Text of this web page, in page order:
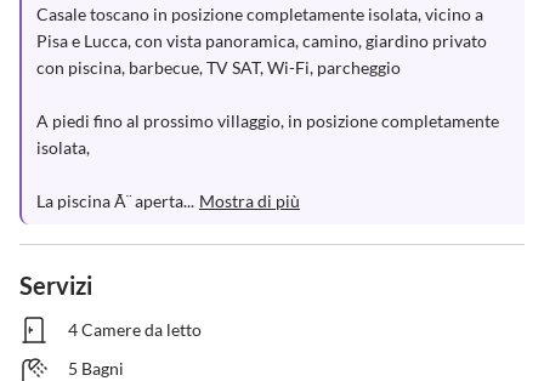
Casale toscano in posizione completamente isolata, vicino a
Pisa e Lucca, con vista panoramica, camino, giardino privato
con piscina, barbecue, TV SAT, Wi-Fi, parcheggio
A piedi fino al prossimo villaggio, in posizione completamente
isolata,
La piscina Ã¨ aperta... Mostra di più
Servizi
4 Camere da letto
5 Bagni